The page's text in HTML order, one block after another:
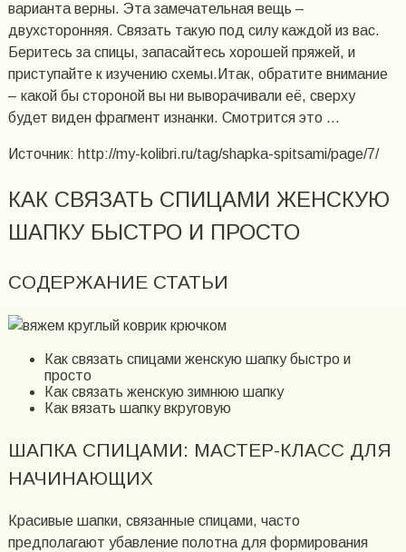
варианта верны. Эта замечательная вещь –
двухсторонняя. Связать такую под силу каждой из вас.
Беритесь за спицы, запасайтесь хорошей пряжей, и
приступайте к изучению схемы.Итак, обратите внимание
– какой бы стороной вы ни выворачивали её, сверху
будет виден фрагмент изнанки. Смотрится это …
Источник: http://my-kolibri.ru/tag/shapka-spitsami/page/7/
КАК СВЯЗАТЬ СПИЦАМИ ЖЕНСКУЮ
ШАПКУ БЫСТРО И ПРОСТО
СОДЕРЖАНИЕ СТАТЬИ
Как связать спицами женскую шапку быстро и
просто
Как связать женскую зимнюю шапку
Как вязать шапку вкруговую
ШАПКА СПИЦАМИ: МАСТЕР-КЛАСС ДЛЯ
НАЧИНАЮЩИХ
Красивые шапки, связанные спицами, часто
предполагают убавление полотна для формирования